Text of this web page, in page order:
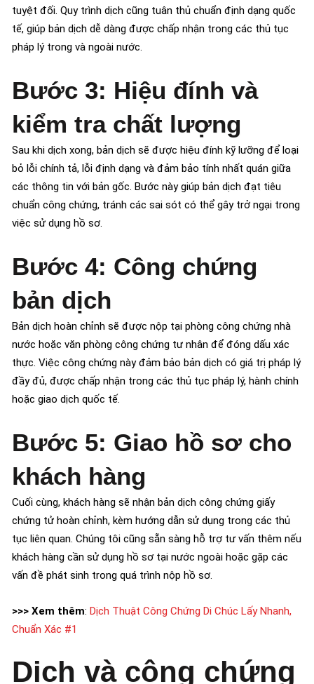
tuyệt đối. Quy trình dịch cũng tuân thủ chuẩn định dạng quốc
tế, giúp bản dịch dễ dàng được chấp nhận trong các thủ tục
pháp lý trong và ngoài nước.
Bước 3: Hiệu đính và
kiểm tra chất lượng
Sau khi dịch xong, bản dịch sẽ được hiệu đính kỹ lưỡng để loại
bỏ lỗi chính tả, lỗi định dạng và đảm bảo tính nhất quán giữa
các thông tin với bản gốc. Bước này giúp bản dịch đạt tiêu
chuẩn công chứng, tránh các sai sót có thể gây trở ngại trong
việc sử dụng hồ sơ.
Bước 4: Công chứng
bản dịch
Bản dịch hoàn chỉnh sẽ được nộp tại phòng công chứng nhà
nước hoặc văn phòng công chứng tư nhân để đóng dấu xác
thực. Việc công chứng này đảm bảo bản dịch có giá trị pháp lý
đầy đủ, được chấp nhận trong các thủ tục pháp lý, hành chính
hoặc giao dịch quốc tế.
Bước 5: Giao hồ sơ cho
khách hàng
Cuối cùng, khách hàng sẽ nhận bản dịch công chứng giấy
chứng tử hoàn chỉnh, kèm hướng dẫn sử dụng trong các thủ
tục liên quan. Chúng tôi cũng sẵn sàng hỗ trợ tư vấn thêm nếu
khách hàng cần sử dụng hồ sơ tại nước ngoài hoặc gặp các
vấn đề phát sinh trong quá trình nộp hồ sơ.
>>> Xem thêm: Dịch Thuật Công Chứng Di Chúc Lấy Nhanh,
Chuẩn Xác #1
Dịch và công chứng